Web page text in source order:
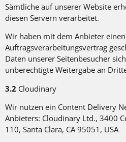
Sämtliche auf unserer Website
diesen Servern verarbeitet.
Wir haben mit dem Anbieter einen
Auftragsverarbeitungsvertrag
Daten unserer Seitenbesucher
unberechtigte Weitergabe an
3.2 Cloudinary
Wir nutzen ein Content Delivery
Anbieters: Cloudinary Ltd., 3400
110, Santa Clara, CA 95051, USA